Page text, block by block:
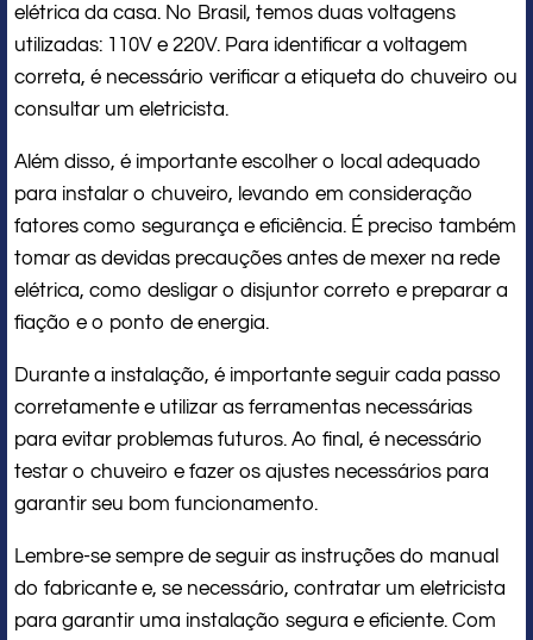
elétrica da casa. No Brasil, temos duas voltagens
utilizadas: 110V e 220V. Para identificar a voltagem
correta, é necessário verificar a etiqueta do chuveiro ou
consultar um eletricista.
Além disso, é importante escolher o local adequado
para instalar o chuveiro, levando em consideração
fatores como segurança e eficiência. É preciso também
tomar as devidas precauções antes de mexer na rede
elétrica, como desligar o disjuntor correto e preparar a
fiação e o ponto de energia.
Durante a instalação, é importante seguir cada passo
corretamente e utilizar as ferramentas necessárias
para evitar problemas futuros. Ao final, é necessário
testar o chuveiro e fazer os ajustes necessários para
garantir seu bom funcionamento.
Lembre-se sempre de seguir as instruções do manual
do fabricante e, se necessário, contratar um eletricista
para garantir uma instalação segura e eficiente. Com